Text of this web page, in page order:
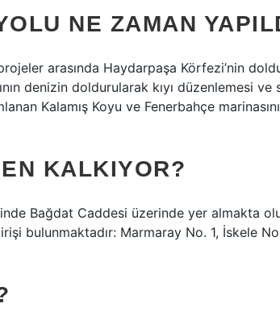
NE ZAMAN
arasında Haydarpaşa Körfezi’nin
denizin doldurularak kıyı düzenlemesi ve
Kalamış Koyu ve Fenerbahçe
KALKIYOR?
Bağdat Caddesi üzerinde yer almakta
bulunmaktadır: Marmaray No. 1, İskele